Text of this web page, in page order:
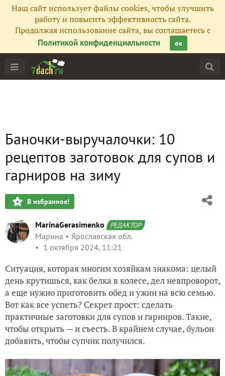
Наш сайт использует файлы cookies, чтобы улучшить
работу и повысить эффективность сайта.
Продолжая использование сайта, вы соглашаетесь с
Политикой конфиденциальности
ок
Баночки-выручалочки: 10
рецептов заготовок для супов и
гарниров на зиму
В избранное!
MarinaGerasimenko РЕДАКТОР
Марина
Ярославская обл.
1 октября 2024, 11:21
Ситуация, которая многим хозяйкам знакома: целый
день крутишься, как белка в колесе, дел невпроворот,
а еще нужно приготовить обед и ужин на всю семью.
Вот как все успеть? Секрет прост: сделать
практичные заготовки для супов и гарниров. Такие,
чтобы открыть — и съесть. В крайнем случае, бульон
добавить, чтобы супчик получился.